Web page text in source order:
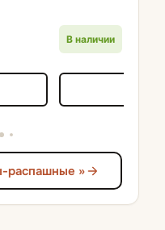
В наличии
распашные »